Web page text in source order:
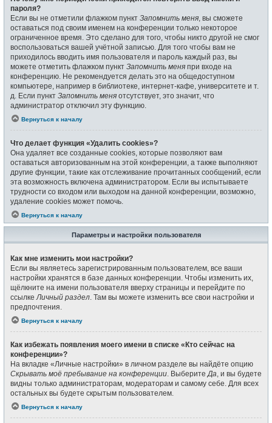
пароля?
Если вы не отметили флажком пункт Запомнить меня , вы сможете
оставаться под своим именем на конференции только некоторое
ограниченное время. Это сделано для того, чтобы никто другой не смог
воспользоваться вашей учётной записью. Для того чтобы вам не
приходилось вводить имя пользователя и пароль каждый раз, вы
можете отметить флажком пункт Запомнить меня при входе на
конференцию. Не рекомендуется делать это на общедоступном
компьютере, например в библиотеке, интернет-кафе, университете и т.
д. Если пункт Запомнить меня отсутствует, это значит, что
администратор отключил эту функцию.
Вернуться к началу
Что делает функция «Удалить cookies»?
Она удаляет все созданные cookies, которые позволяют вам
оставаться авторизованным на этой конференции, а также выполняют
другие функции, такие как отслеживание прочитанных сообщений, если
эта возможность включена администратором. Если вы испытываете
трудности со входом или выходом на данной конференции, возможно,
удаление cookies может помочь.
Вернуться к началу
Параметры и настройки пользователя
Как мне изменить мои настройки?
Если вы являетесь зарегистрированным пользователем, все ваши
настройки хранятся в базе данных конференции. Чтобы изменить их,
щёлкните на имени пользователя вверху страницы и перейдите по
ссылкеЛичный раздел. Там вы можете изменить все свои настройки и
предпочтения.
Вернуться к началу
Как избежать появления моего имени в списке «Кто сейчас на
конференции»?
На вкладке «Личные настройки» в личном разделе вы найдёте опцию
Скрывать моё пребывание на конференции. ВыберитеДа, и вы будете
видны только администраторам, модераторам и самому себе. Для всех
остальных вы будете скрытым пользователем.
Вернуться к началу